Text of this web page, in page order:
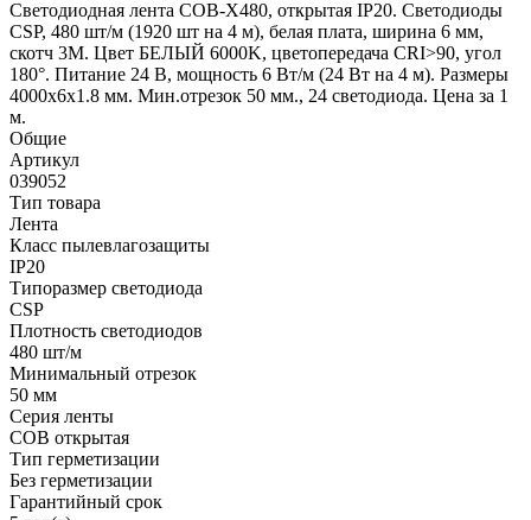
Светодиодная лента COB-X480, открытая IP20. Светодиоды
CSP, 480 шт/м (1920 шт на 4 м), белая плата, ширина 6 мм,
скотч 3М. Цвет БЕЛЫЙ 6000K, цветопередача CRI>90, угол
180°. Питание 24 В, мощность 6 Вт/м (24 Вт на 4 м). Размеры
4000х6х1.8 мм. Мин.отрезок 50 мм., 24 светодиода. Цена за 1
м.
Общие
Артикул
039052
Тип товара
Лента
Класс пылевлагозащиты
IP20
Типоразмер светодиода
CSP
Плотность светодиодов
480 шт/м
Минимальный отрезок
50 мм
Серия ленты
COB открытая
Тип герметизации
Без герметизации
Гарантийный срок